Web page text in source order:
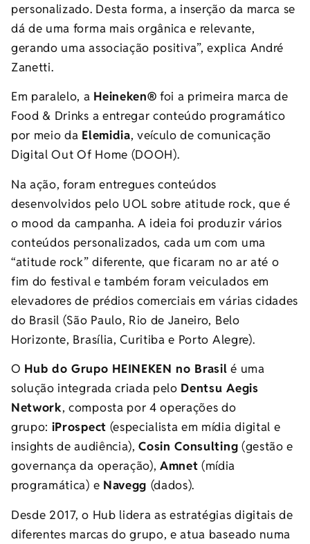
personalizado. Desta forma, a inserção da marca se
dá de uma forma mais orgânica e relevante,
gerando uma associação positiva”, explica André
Zanetti.
Em paralelo, a Heineken® foi a primeira marca de
Food & Drinks a entregar conteúdo programático
por meio da Elemidia, veículo de comunicação
Digital Out Of Home (DOOH).
Na ação, foram entregues conteúdos
desenvolvidos pelo UOL sobre atitude rock, que é
o mood da campanha. A ideia foi produzir vários
conteúdos personalizados, cada um com uma
“atitude rock” diferente, que ficaram no ar até o
fim do festival e também foram veiculados em
elevadores de prédios comerciais em várias cidades
do Brasil (São Paulo, Rio de Janeiro, Belo
Horizonte, Brasília, Curitiba e Porto Alegre).
O Hub do Grupo HEINEKEN no Brasil é uma
solução integrada criada pelo Dentsu Aegis
Network, composta por 4 operações do
grupo: iProspect (especialista em mídia digital e
insights de audiência),Cosin Consulting (gestão e
governança da operação), Amnet (mídia
programática) e Navegg (dados).
Desde 2017, o Hub lidera as estratégias digitais de
diferentes marcas do grupo, e atua baseado numa